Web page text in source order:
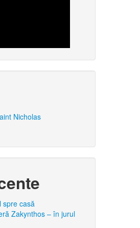
Nicholas
spre casă
Zakynthos – în jurul